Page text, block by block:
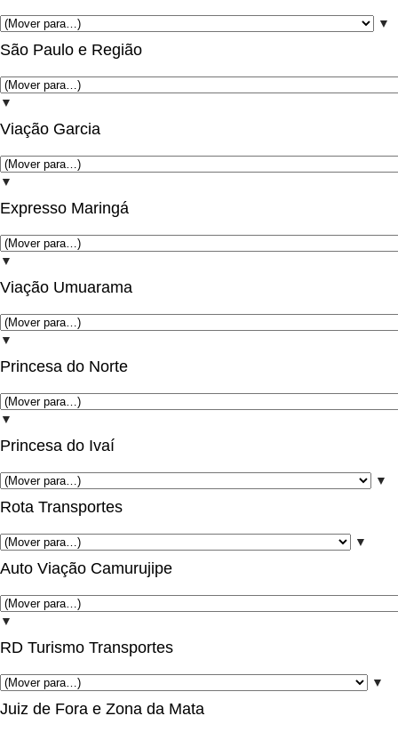
▼
São Paulo e Região
▼
Viação Garcia
▼
Expresso Maringá
▼
Viação Umuarama
▼
Princesa do Norte
▼
Princesa do Ivaí
▼
Rota Transportes
▼
Auto Viação Camurujipe
▼
RD Turismo Transportes
▼
Juiz de Fora e Zona da Mata